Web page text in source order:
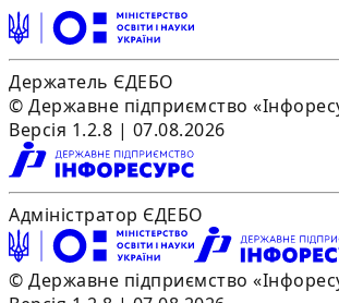
Держатель ЄДЕБО
© Державне підприємство
Версія 1.2.8 | 07.08.2026
Адміністратор ЄДЕБО
© Державне підприємство